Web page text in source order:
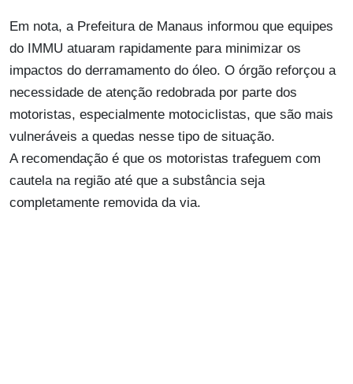
Em nota, a Prefeitura de Manaus informou que equipes
do IMMU atuaram rapidamente para minimizar os
impactos do derramamento do óleo. O órgão reforçou a
necessidade de atenção redobrada por parte dos
motoristas, especialmente motociclistas, que são mais
vulneráveis a quedas nesse tipo de situação.
A recomendação é que os motoristas trafeguem com
cautela na região até que a substância seja
completamente removida da via.